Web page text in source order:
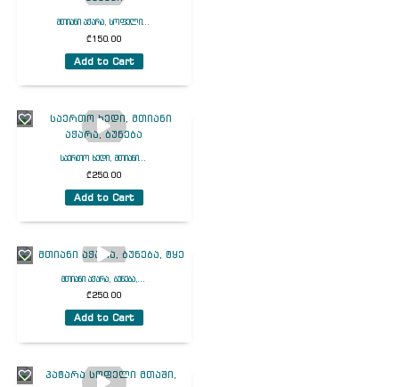
მთიანი აჭარა, სოფელი...
₾150.00
Add to Cart
საერთო ხედი, მთიანი...
₾250.00
Add to Cart
მთიანი აჭარა, ბუნება,...
₾250.00
Add to Cart